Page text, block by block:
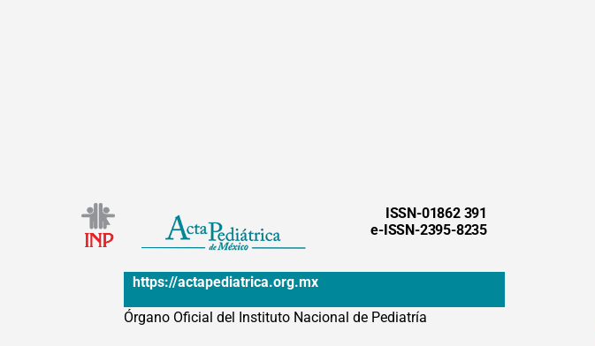
ISSN-01862 391
e-ISSN-2395-8235
https://actapediatrica.org.mx
Órgano Oficial del Instituto Nacional de Pediatría